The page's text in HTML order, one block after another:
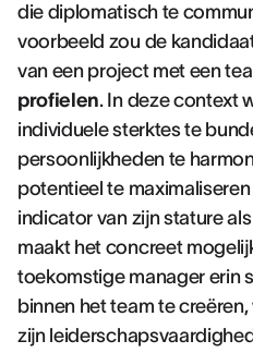
die diplomatisch te
voorbeeld zou de
van een project met een
profielen. In deze context
individuele sterktes te
persoonlijkheden te
potentieel te
indicator van zijn stature
maakt het concreet
toekomstige manager erin
binnen het team te
zijn